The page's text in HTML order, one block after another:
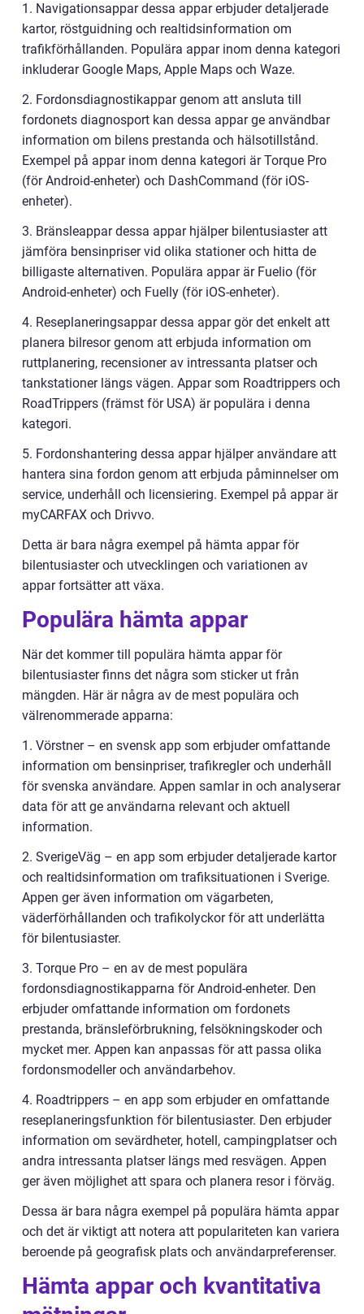
1. Navigationsappar dessa appar erbjuder detaljerade
kartor, röstguidning och realtidsinformation om
trafikförhållanden. Populära appar inom denna kategori
inkluderar Google Maps, Apple Maps och Waze.
2. Fordonsdiagnostikappar genom att ansluta till
fordonets diagnosport kan dessa appar ge användbar
information om bilens prestanda och hälsotillstånd.
Exempel på appar inom denna kategori är Torque Pro
(för Android-enheter) och DashCommand (för iOS-
enheter).
3. Bränsleappar dessa appar hjälper bilentusiaster att
jämföra bensinpriser vid olika stationer och hitta de
billigaste alternativen. Populära appar är Fuelio (för
Android-enheter) och Fuelly (för iOS-enheter).
4. Reseplaneringsappar dessa appar gör det enkelt att
planera bilresor genom att erbjuda information om
ruttplanering, recensioner av intressanta platser och
tankstationer längs vägen. Appar som Roadtrippers och
RoadTrippers (främst för USA) är populära i denna
kategori.
5. Fordonshantering dessa appar hjälper användare att
hantera sina fordon genom att erbjuda påminnelser om
service, underhåll och licensiering. Exempel på appar är
myCARFAX och Drivvo.
Detta är bara några exempel på hämta appar för
bilentusiaster och utvecklingen och variationen av
appar fortsätter att växa.
Populära hämta appar
När det kommer till populära hämta appar för
bilentusiaster finns det några som sticker ut från
mängden. Här är några av de mest populära och
välrenommerade apparna:
1. Vörstner – en svensk app som erbjuder omfattande
information om bensinpriser, trafikregler och underhåll
för svenska användare. Appen samlar in och analyserar
data för att ge användarna relevant och aktuell
information.
2. SverigeVäg – en app som erbjuder detaljerade kartor
och realtidsinformation om trafiksituationen i Sverige.
Appen ger även information om vägarbeten,
väderförhållanden och trafikolyckor för att underlätta
för bilentusiaster.
3. Torque Pro – en av de mest populära
fordonsdiagnostikapparna för Android-enheter. Den
erbjuder omfattande information om fordonets
prestanda, bränsleförbrukning, felsökningskoder och
mycket mer. Appen kan anpassas för att passa olika
fordonsmodeller och användarbehov.
4. Roadtrippers – en app som erbjuder en omfattande
reseplaneringsfunktion för bilentusiaster. Den erbjuder
information om sevärdheter, hotell, campingplatser och
andra intressanta platser längs med resvägen. Appen
ger även möjlighet att spara och planera resor i förväg.
Dessa är bara några exempel på populära hämta appar
och det är viktigt att notera att populariteten kan variera
beroende på geografisk plats och användarpreferenser.
Hämta appar och kvantitativa